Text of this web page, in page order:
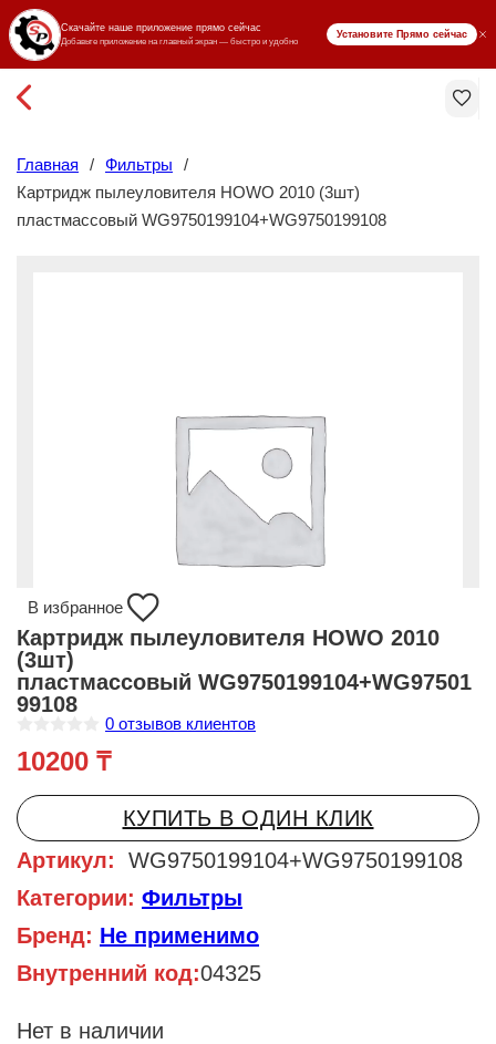
₸ KZT
Главная / Фильтры
/
Картридж пылеуловителя HOWO 2010 (3шт)
пластмассовый WG9750199104+WG9750199108
В избранное
Картридж пылеуловителя HOWO 2010
(3шт)
пластмассовый WG9750199104+WG97501
99108
ц
е
к
а
0
и
з
5
0 отзывов клиентов
10200 ₸
КУПИТЬ В ОДИН КЛИК
Артикул:
WG9750199104+WG9750199108
Категории: Фильтры
Бренд: Не применимо
Внутренний код:04325
Нет в наличии